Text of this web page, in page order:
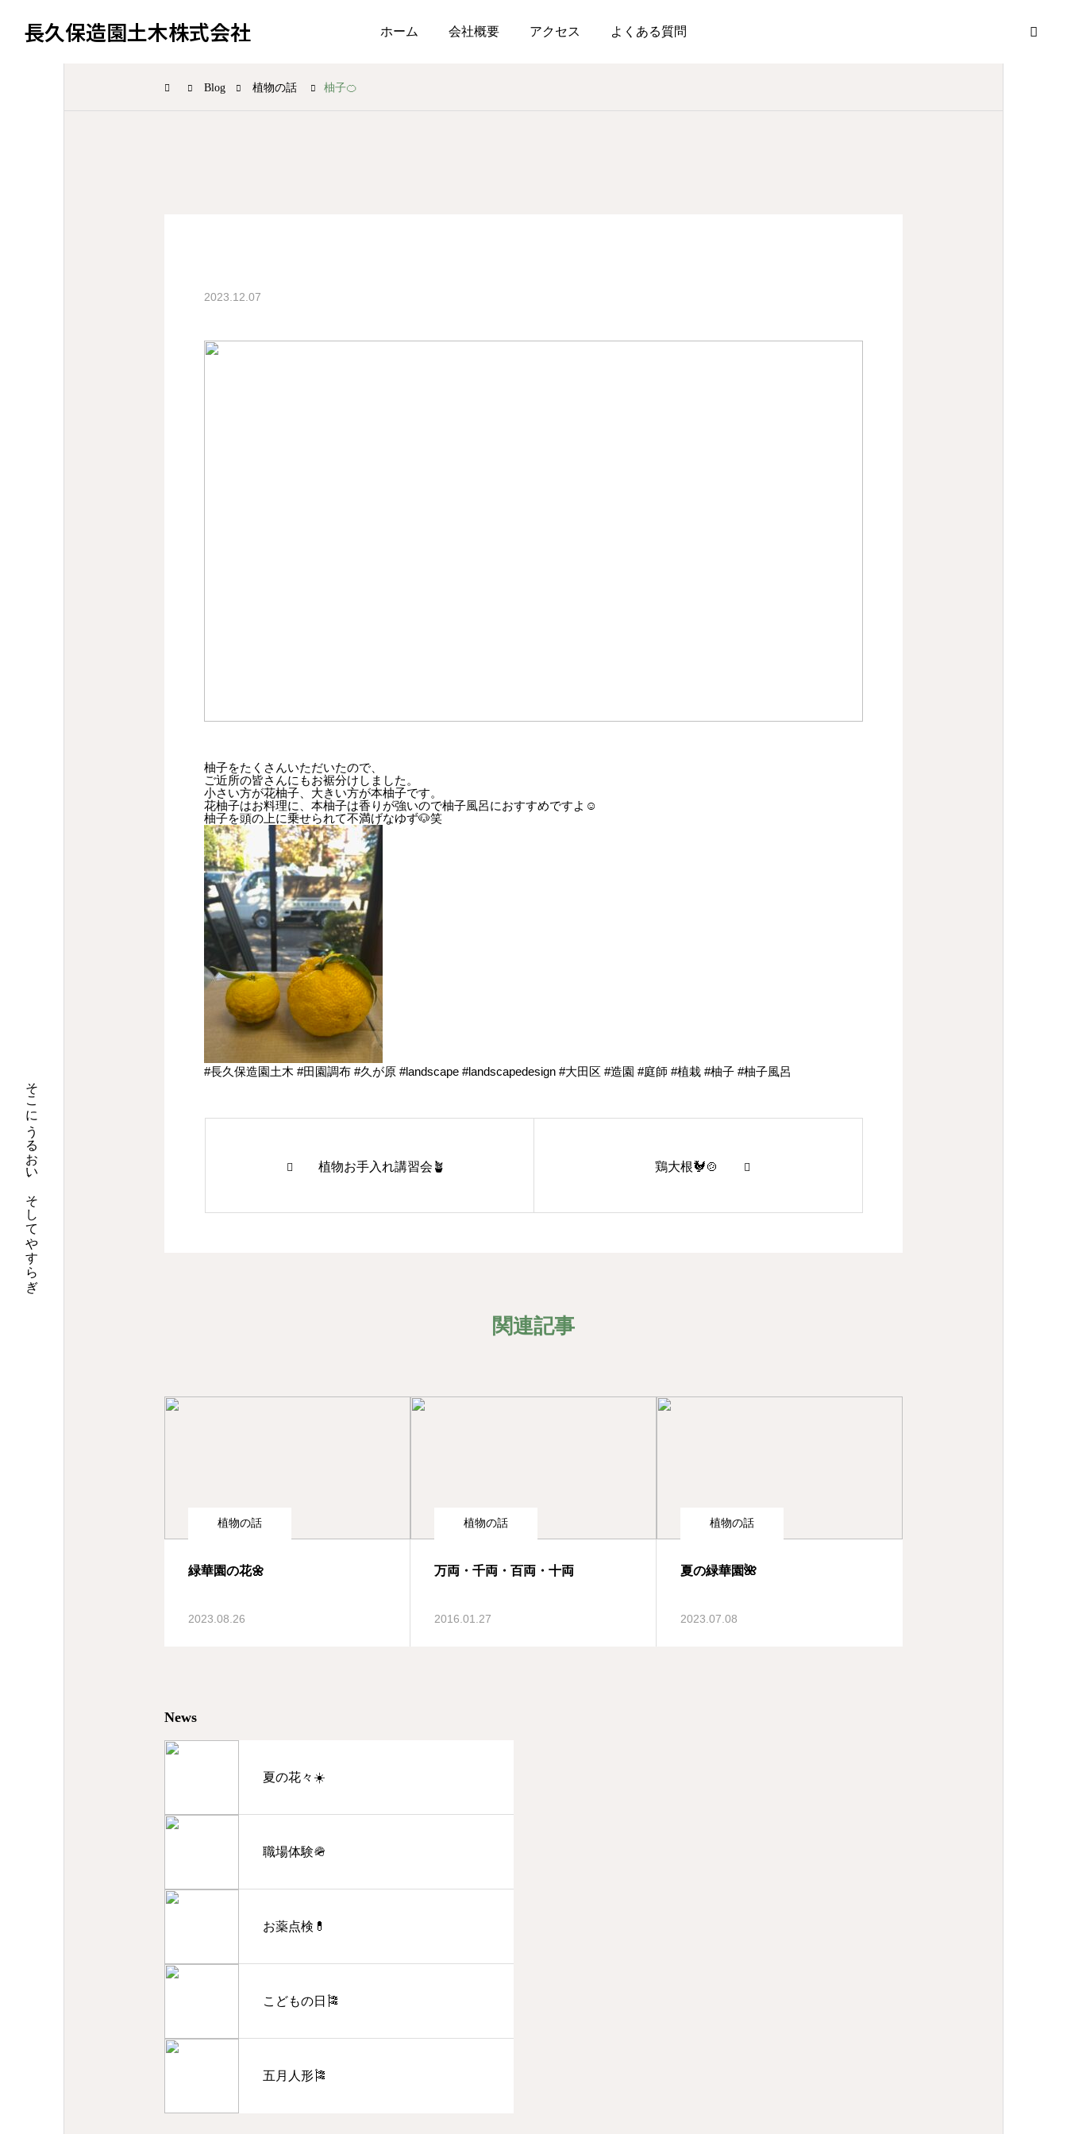
長久保造園土木株式会社 ホーム 会社概要 アクセス よくある質問
そこにうるおい、そしてやすらぎ
Blog 植物の話 柚子🍊
2023.12.07
柚子をたくさんいただいたので、
ご近所の皆さんにもお裾分けしました。
小さい方が花柚子、大きい方が本柚子です。
花柚子はお料理に、本柚子は香りが強いので柚子風呂におすすめですよ☺️
柚子を頭の上に乗せられて不満げなゆず🐶笑
#長久保造園土木 #田園調布 #久が原 #landscape #landscapedesign #大田区 #造園 #庭師 #植栽 #柚子 #柚子風呂
植物お手入れ講習会🪴 鶏大根🐓🍲
関連記事
植物の話
緑華園の花🌼
2023.08.26
植物の話
万両・千両・百両・十両
2016.01.27
植物の話
夏の緑華園🌺
2023.07.08
News
夏の花々☀️
職場体験🪖
お薬点検💊
こどもの日🎏
五月人形🎏